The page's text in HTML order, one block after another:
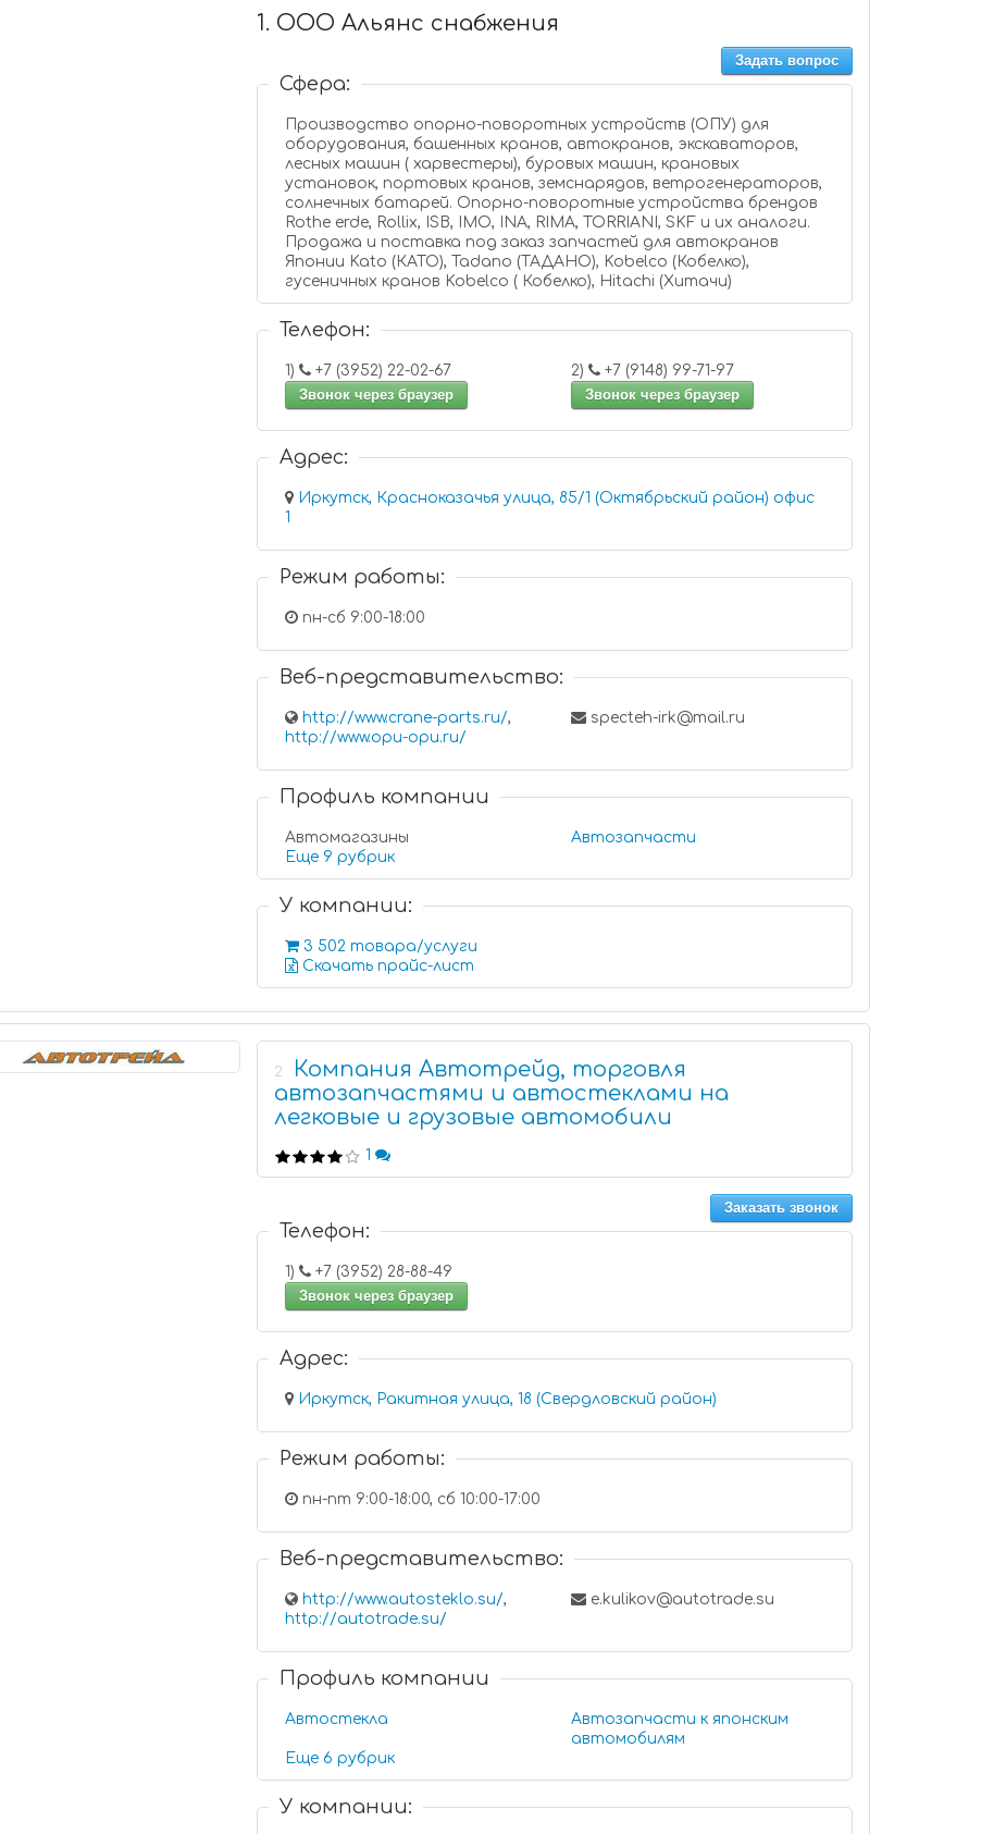
1. ООО Альянс снабжения
Задать вопрос
Сфера:
Производство опорно-поворотных устройств (ОПУ) для
оборудования, башенных кранов, автокранов, экскаваторов,
лесных машин ( харвестеры), буровых машин, крановых
установок, портовых кранов, земснарядов, ветрогенераторов,
солнечных батарей. Опорно-поворотные устройства брендов
Rothe erde, Rollix, ISB, IMO, INA, RIMA, TORRIANI, SKF и их аналоги.
Продажа и поставка под заказ запчастей для автокранов
Японии Kato (КАТО), Tadano (ТАДАНО), Kobelco (Кобелко),
гусеничных кранов Kobelco ( Кобелко), Hitachi (Хитачи)
Телефон:
1)
+7 (3952) 22-02-67
Звонок через браузер
2)
+7 (9148) 99-71-97
Звонок через браузер
Адрес:
Иркутск, Красноказачья улица, 85/1 (Октябрьский район) офис
1
Режим работы:
пн-сб 9:00-18:00
Веб-представительство:
http://www.crane-parts.ru/,
http://www.opu-opu.ru/
specteh-irk@mail.ru
Профиль компании
Автомагазины
Автозапчасти
Еще 9 рубрик
У компании:
3 502 товара/услуги
Скачать прайс-лист
2
Компания Автотрейд, торговля
автозапчастями и автостеклами на
легковые и грузовые автомобили
1
Заказать звонок
Телефон:
1)
+7 (3952) 28-88-49
Звонок через браузер
Адрес:
Иркутск, Ракитная улица, 18 (Свердловский район)
Режим работы:
пн-пт 9:00-18:00, сб 10:00-17:00
Веб-представительство:
http://www.autosteklo.su/,
http://autotrade.su/
e.kulikov@autotrade.su
Профиль компании
Автостекла
Автозапчасти к японским
автомобилям
Еще 6 рубрик
У компании: